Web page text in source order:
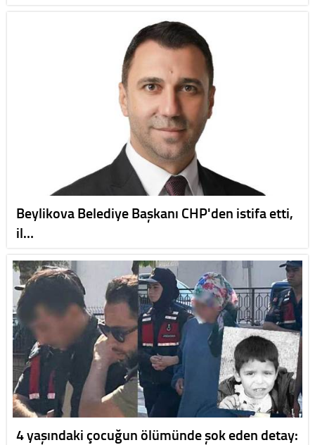
Beylikova Belediye Başkanı CHP'den istifa etti,
il…
4 yaşındaki çocuğun ölümünde şok eden detay: